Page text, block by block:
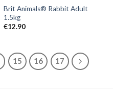
Brit Animals® Rabbit Adult
1.5kg
€12.90
15 16 17